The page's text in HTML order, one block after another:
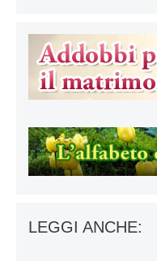
LEGGI ANCHE: